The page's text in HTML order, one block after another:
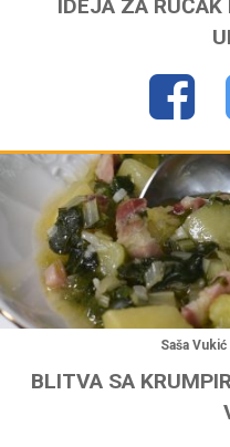
IDEJA ZA RUČAK
Saša
BLITVA SA